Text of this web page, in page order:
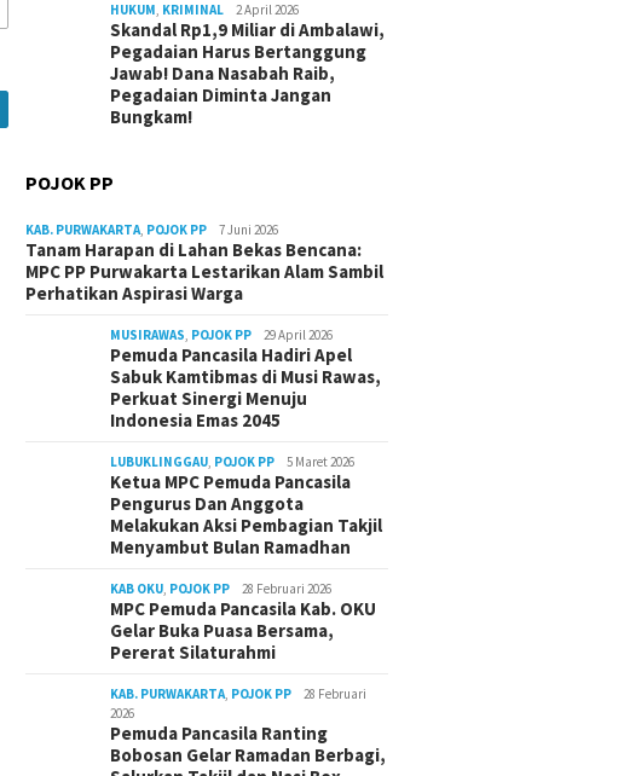
HUKUM, KRIMINAL 2 April 2026
Skandal Rp1,9 Miliar di Ambalawi,
Pegadaian Harus Bertanggung
Jawab! Dana Nasabah Raib,
Pegadaian Diminta Jangan
Bungkam!
POJOK PP
KAB. PURWAKARTA, POJOK PP 7 Juni 2026
Tanam Harapan di Lahan Bekas Bencana:
MPC PP Purwakarta Lestarikan Alam Sambil
Perhatikan Aspirasi Warga
MUSIRAWAS, POJOK PP 29 April 2026
Pemuda Pancasila Hadiri Apel
Sabuk Kamtibmas di Musi Rawas,
Perkuat Sinergi Menuju
Indonesia Emas 2045
LUBUKLINGGAU, POJOK PP 5 Maret 2026
Ketua MPC Pemuda Pancasila
Pengurus Dan Anggota
Melakukan Aksi Pembagian Takjil
Menyambut Bulan Ramadhan
KAB OKU, POJOK PP 28 Februari 2026
MPC Pemuda Pancasila Kab. OKU
Gelar Buka Puasa Bersama,
Pererat Silaturahmi
KAB. PURWAKARTA, POJOK PP
28 Februari
2026
Pemuda Pancasila Ranting
Bobosan Gelar Ramadan Berbagi,